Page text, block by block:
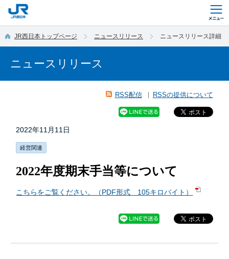
JR西日本トップページ ニュースリリース ニュースリリース詳細
ニュースリリース
RSS配信 RSSの提供について
2022年11月11日
経営関連
2022年度期末手当等について
こちらをご覧ください。（PDF形式 105キロバイト）